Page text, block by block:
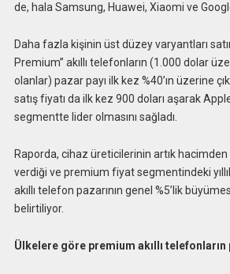
de, hala Samsung, Huawei, Xiaomi ve
Daha fazla kişinin üst düzey varyantları
Premium” akıllı telefonların (1.000 dolar
olanlar) pazar payı ilk kez %40’ın üzerine
satış fiyatı da ilk kez 900 doları aşarak
segmentte lider olmasını sağladı.
Raporda, cihaz üreticilerinin artık
verdiği ve premium fiyat segmentindeki
akıllı telefon pazarının genel %5’lik
belirtiliyor.
Ülkelere göre premium akıllı telefonların